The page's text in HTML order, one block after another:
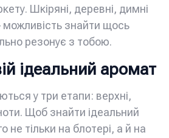
Шкіряні, деревні, димні
можливість знайти щось
резонує з тобою.
ідеальний аромат
у три етапи: верхні,
Щоб знайти ідеальний
не тільки на блотері, а й на